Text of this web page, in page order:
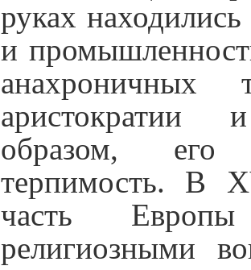
руках находились
и
анахроничных
образом, его
терпимость. В
часть
религиозными